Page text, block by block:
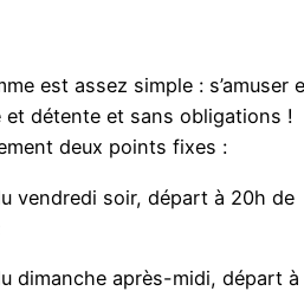
est assez simple : s’amuser
détente et sans obligations !
deux points fixes :
soir, départ à 20h de
après-midi, départ à